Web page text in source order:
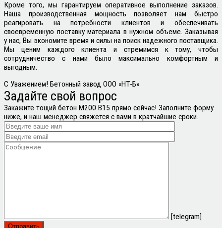
Кроме того, мы гарантируем оперативное выполнение заказов.
Наша производственная мощность позволяет нам быстро
реагировать на потребности клиентов и обеспечивать
своевременную поставку материала в нужном объеме. Заказывая
у нас, Вы экономите время и силы на поиск надежного поставщика.
Мы ценим каждого клиента и стремимся к тому, чтобы
сотрудничество с нами было максимально комфортным и
выгодным.
С Уважением! Бетонный завод ООО «НТ-Б»
Задайте свой вопрос
Закажите тощий бетон М200 В15 прямо сейчас! Заполните форму
ниже, и наш менеджер свяжется с вами в кратчайшие сроки.
[telegram]